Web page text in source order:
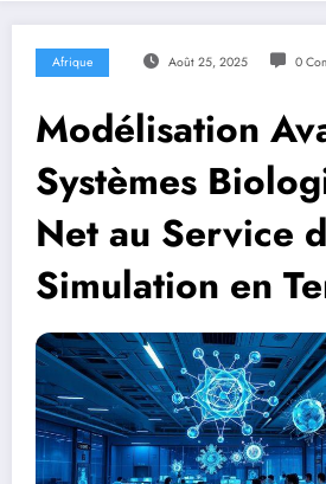
Afrique Août 25, 2025 0
Modélisation
Systèmes
Net au Service
Simulation en